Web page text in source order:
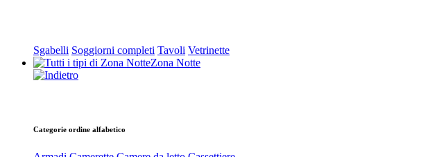
Sgabelli Soggiorni completi Tavoli Vetrinette
Zona Notte
Categorie ordine alfabetico